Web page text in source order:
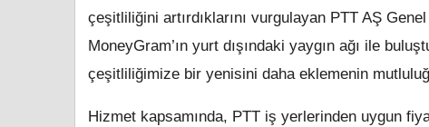
çeşitliliğini artırdıklarını vurgulayan PTT AŞ
MoneyGram’ın yurt dışındaki yaygın ağı ile
çeşitliliğimize bir yenisini daha eklemenin
Hizmet kapsamında, PTT iş yerlerinden uygun